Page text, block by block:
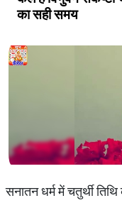
का सही समय
सनातन धर्म में चतुर्थी